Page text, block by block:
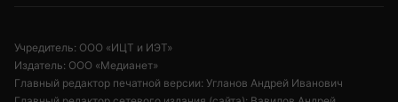
Учредитель: ООО «ИЦТ и ИЭТ»
Издатель: ООО «Медианет»
Главный редактор печатной версии: Угланов Андрей Иванович